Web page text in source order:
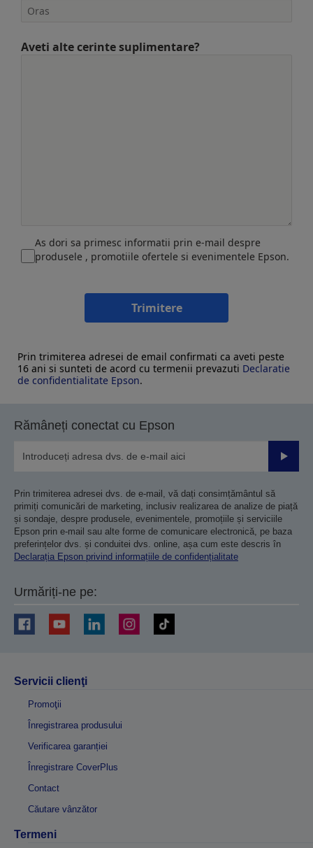
Aveti alte cerinte suplimentare?
As dori sa primesc informatii prin e-mail despre
produsele , promotiile ofertele si evenimentele Epson.
Trimitere
Prin trimiterea adresei de email confirmati ca aveti peste
16 ani si sunteti de acord cu termenii prevazuti Declaratie
de confidentialitate Epson.
Rămâneți conectat cu Epson
Prin trimiterea adresei dvs. de e-mail, vă dați consimțământul să
primiți comunicări de marketing, inclusiv realizarea de analize de piață
și sondaje, despre produsele, evenimentele, promoțiile și serviciile
Epson prin e-mail sau alte forme de comunicare electronică, pe baza
preferințelor dvs. și conduitei dvs. online, așa cum este descris în
Declarația Epson privind informațiile de confidențialitate
Urmăriți-ne pe:
Servicii clienţi
Promoţii
Înregistrarea produsului
Verificarea garanției
Înregistrare CoverPlus
Contact
Căutare vânzător
Termeni